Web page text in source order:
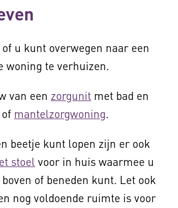
of u kunt overwegen naar een
woning te verhuizen.
van een zorgunit met bad en
mantelzorgwoning.
beetje kunt lopen zijn er ook
stoel voor in huis waarmee u
of beneden kunt. Let ook
nog voldoende ruimte is voor